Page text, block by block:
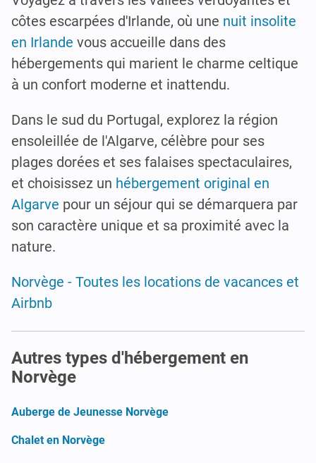
côtes escarpées d'Irlande, où une nuit insolite
en Irlande vous accueille dans des
hébergements qui marient le charme celtique
à un confort moderne et inattendu.
Dans le sud du Portugal, explorez la région
ensoleillée de l'Algarve, célèbre pour ses
plages dorées et ses falaises spectaculaires,
et choisissez un hébergement original en
Algarve pour un séjour qui se démarquera par
son caractère unique et sa proximité avec la
nature.
Norvège - Toutes les locations de vacances et
Airbnb
Autres types d'hébergement en
Norvège
Auberge de Jeunesse Norvège
Chalet en Norvège